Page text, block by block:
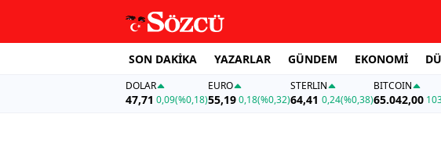
SON DAKİKA YAZARLAR GÜNDEM EKONOMİ
DOLAR
47,71 0,09(%0,18)
EURO
55,19 0,18(%0,32)
STERLIN
64,41 0,24(%0,38)
BITCOIN
65.042,00